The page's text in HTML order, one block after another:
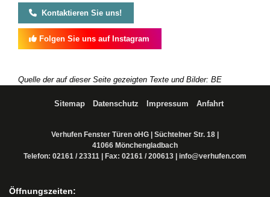
Kontaktieren Sie uns!
Folgen Sie uns auf Instagram
Quelle der auf dieser Seite gezeigten Texte und Bilder: BE
Sitemap
Datenschutz Impressum Anfahrt
Verhufen Fenster Türen oHG | Süchtelner Str. 18 |
41066 Mönchengladbach
Telefon: 02161 / 23311 | Fax: 02161 / 200613 | info@verhufen.com
Öffnungszeiten: